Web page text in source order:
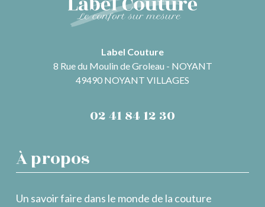
Label Couture
8 Rue du Moulin de Groleau - NOYANT
49490 NOYANT VILLAGES
02 41 84 12 30
À propos
Un savoir faire dans le monde de la couture